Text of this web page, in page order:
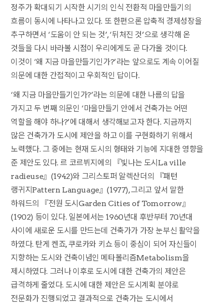
정주가 확대되기 시작한 시기의 인식 전환적 마을만들기의
흐름이 동시에 나타나고 있다. 또 한편으론 압축적 경제성장을
추구하면서 ‘도움이 안 되는 것’, ‘뒤처진 것’으로 생각해 온
것들을 다시 바라볼 시점이 우리에게도 곧 다가올 것이다.
이것이 ‘왜 지금 마을만들기인가?’라는 앞으로도 계속 이어질
의문에 대한 간접적이고 우회적인 답이다.
‘왜 지금 마을만들기인가?’라는 의문에 대한 나름의 답을
가지고 두 번째 의문인 ‘마을만들기 안에서 건축가는 어떤
역할을 해야 하나?’에 대해서 생각해보고자 한다. 지금까지
많은 건축가가 도시에 제안을 하고 이를 구현화하기 위해서
노력했다. 그 중에는 현재 도시의 형태와 기능에 지대한 영향을
준 제안도 있다. 르 코르뷔지에의 『빛나는 도시La ville
radieuse』(1942)와 그리스토퍼 알렉산더의 『패턴
랭귀지Pattern Language』(1977), 그리고 앞서 말한
하워드의 『전원 도시Garden Cities of Tomorrow』
(1902) 등이 있다. 일본에서는 1960년대 후반부터 70년대
사이에 새로운 도시를 만드는데 건축가가 가장 눈부신 활약을
하였다. 탄게 켄죠, 쿠로카와 키쇼 등이 중심이 되어 자신들이
지향하는 도시와 건축이념인 메타볼리즘Metabolism을
제시하였다. 그러나 이후로 도시에 대한 건축가의 제안은
급격하게 줄었다. 도시에 대한 제안은 도시계획 분야로
전문화가 진행되었고 결과적으로 건축가는 도시에서